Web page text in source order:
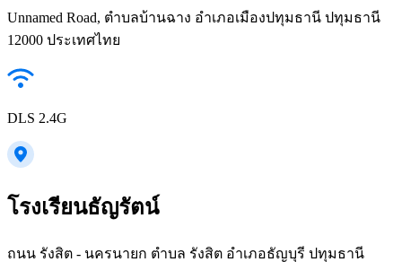
Unnamed Road, ตำบลบ้านฉาง อำเภอเมืองปทุมธานี ปทุมธานี
12000 ประเทศไทย
DLS 2.4G
โรงเรียนธัญรัตน์
ถนน รังสิต - นครนายก ตำบล รังสิต อำเภอธัญบุรี ปทุมธานี